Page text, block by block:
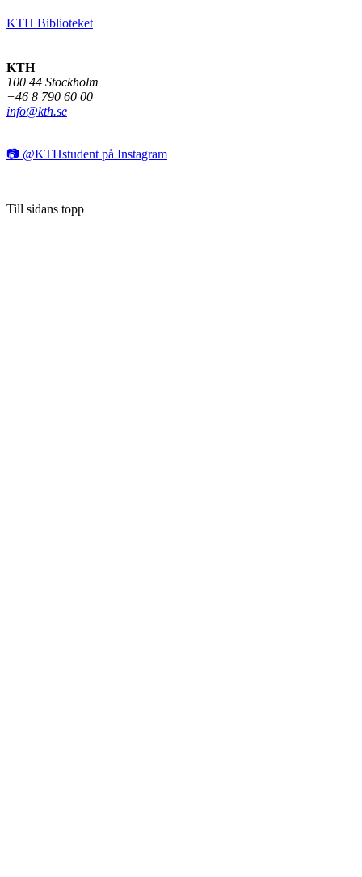
KTH Biblioteket
KTH
100 44 Stockholm
+46 8 790 60 00
info@kth.se
📷 @KTHstudent på Instagram
Till sidans topp